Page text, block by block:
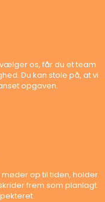
os, får du et team
Du kan stole på, at vi
opgaven.
op til tiden, holder
frem som planlagt.